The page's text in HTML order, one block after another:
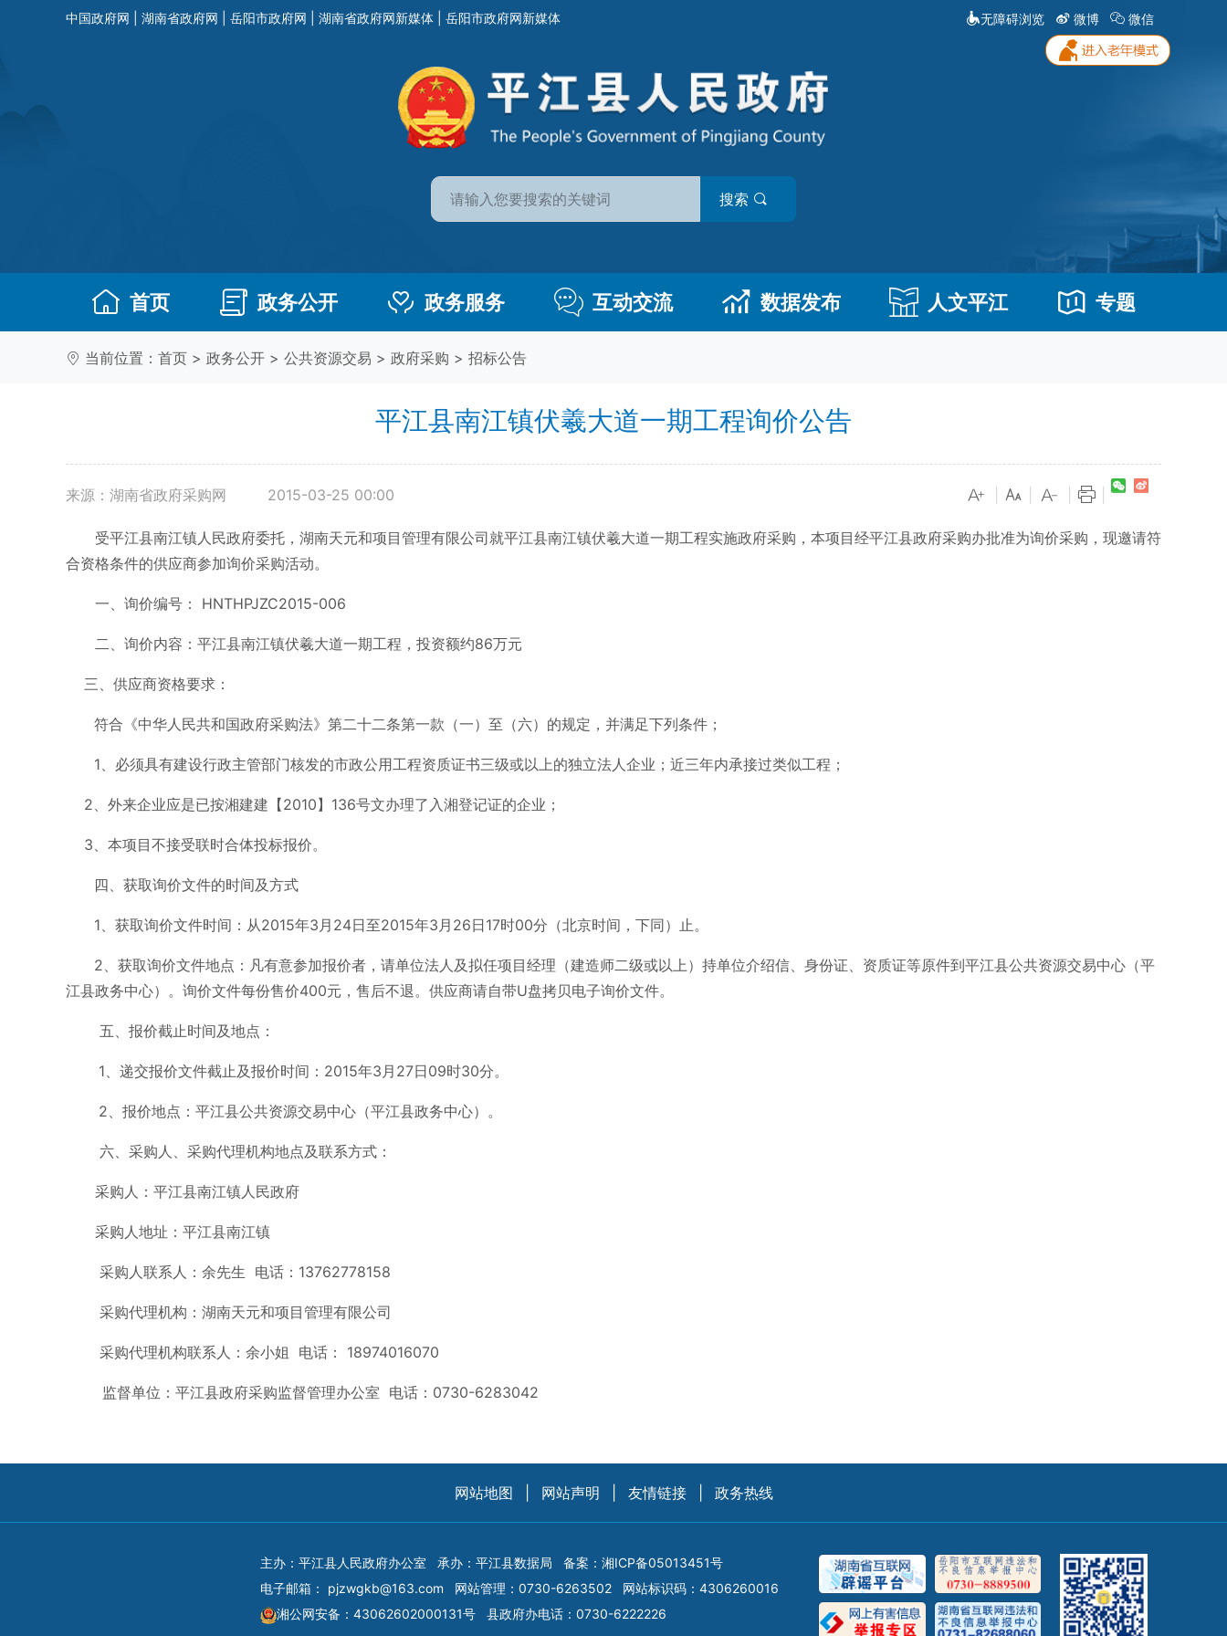
中国政府网 湖南省政府网 岳阳市政府网 湖南省政府网新媒体 岳阳市政府网新媒体 无障碍浏览 微博 微信
搜索
首页 政务公开 政务服务 互动交流 数据发布 人文平江 专题
当前位置： 首页 > 政务公开 > 公共资源交易 > 政府采购 > 招标公告
平江县南江镇伏羲大道一期工程询价公告
来源：湖南省政府采购网 2015-03-25 00:00
受平江县南江镇人民政府委托，湖南天元和项目管理有限公司就平江县南江镇伏羲大道一期工程实施政府采购，本项目经平江县政府采购办批准为询价采购，现邀请符
合资格条件的供应商参加询价采购活动。
一、询价编号： HNTHPJZC2015-006
二、询价内容：平江县南江镇伏羲大道一期工程，投资额约86万元
三、供应商资格要求：
符合《中华人民共和国政府采购法》第二十二条第一款（一）至（六）的规定，并满足下列条件；
1、必须具有建设行政主管部门核发的市政公用工程资质证书三级或以上的独立法人企业；近三年内承接过类似工程；
2、外来企业应是已按湘建建【2010】136号文办理了入湘登记证的企业；
3、本项目不接受联时合体投标报价。
四、获取询价文件的时间及方式
1、获取询价文件时间：从2015年3月24日至2015年3月26日17时00分（北京时间，下同）止。
2、获取询价文件地点：凡有意参加报价者，请单位法人及拟任项目经理（建造师二级或以上）持单位介绍信、身份证、资质证等原件到平江县公共资源交易中心（平
江县政务中心）。询价文件每份售价400元，售后不退。供应商请自带U盘拷贝电子询价文件。
五、报价截止时间及地点：
1、递交报价文件截止及报价时间：2015年3月27日09时30分。
2、报价地点：平江县公共资源交易中心（平江县政务中心）。
六、采购人、采购代理机构地点及联系方式：
采购人：平江县南江镇人民政府
采购人地址：平江县南江镇
采购人联系人：余先生 电话：13762778158
采购代理机构：湖南天元和项目管理有限公司
采购代理机构联系人：余小姐 电话： 18974016070
监督单位：平江县政府采购监督管理办公室 电话：0730-6283042
网站地图 网站声明 友情链接 政务热线
主办：平江县人民政府办公室 承办：平江县数据局 备案： 湘ICP备05013451号
电子邮箱： pjzwgkb@163.com 网站管理：0730-6263502
网站标识码：4306260016
湘公网安备：43062602000131号
县政府办电话：0730-6222226